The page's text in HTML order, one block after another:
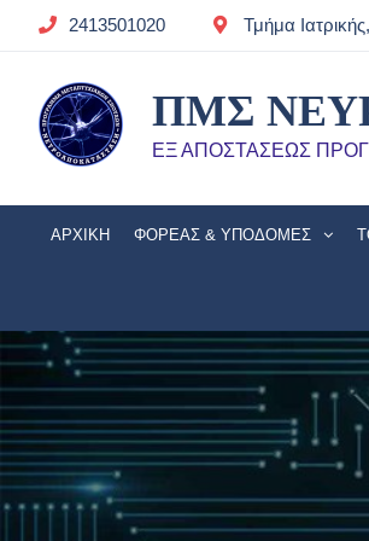
2413501020 Τμήμα
ΠΜΣ
ΕΞ ΑΠΟΣΤΑΣΕΩΣ
ΑΡΧΙΚΉ ΦΟΡΈΑΣ & ΥΠΟΔΟΜΈΣ